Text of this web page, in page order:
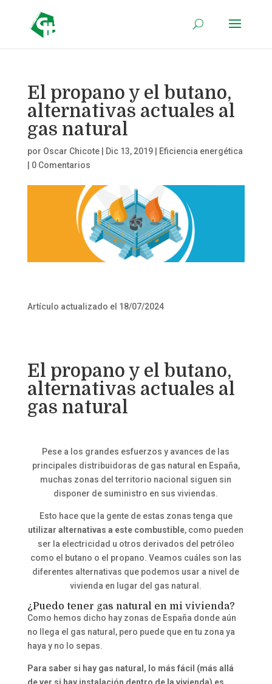
El propano y el butano,
alternativas actuales al
gas natural
por Oscar Chicote| Dic 13, 2019|
Eficiencia energética
0 Comentarios
Artículo actualizado el 18/07/2024
El propano y el butano,
alternativas actuales al
gas natural
Pese a los grandes esfuerzos y avances de las
principales distribuidoras de gas natural en España,
muchas zonas del territorio nacional siguen sin
disponer de suministro en sus viviendas.
Esto hace que la gente de estas zonas tenga que
utilizar alternativas a este combustible, como pueden
ser la electricidad u otros derivados del petróleo
como el butano o el propano. Veamos cuáles son las
diferentes alternativas que podemos usar a nivel de
vivienda en lugar del gas natural.
¿Puedo tener gas natural en mi vivienda?
Como hemos dicho hay zonas de España donde aún
no llega el gas natural, pero puede que en tu zona ya
haya y no lo sepas.
Para saber si hay gas natural, lo más fácil (más allá